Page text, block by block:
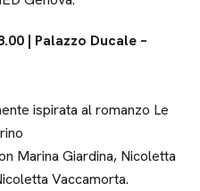
| Palazzo Ducale –
ispirata al romanzo Le
Marina Giardina, Nicoletta
Vaccamorta.